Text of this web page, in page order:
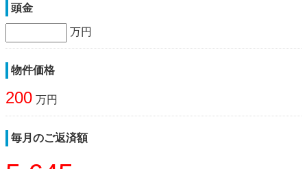
頭金
万円
物件価格
200 万円
毎月のご返済額